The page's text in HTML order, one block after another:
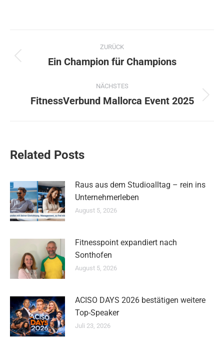
Kommentarnavigation
ZURÜCK
Vorheriger
Ein Champion für Champions
NÄCHSTES
Nächster
FitnessVerbund Mallorca Event 2025
Related Posts
Raus aus dem Studioalltag – rein ins
Unternehmerleben
August 5, 2026
Fitnesspoint expandiert nach
Sonthofen
August 5, 2026
ACISO DAYS 2026 bestätigen weitere
Top-Speaker
Juli 23, 2026